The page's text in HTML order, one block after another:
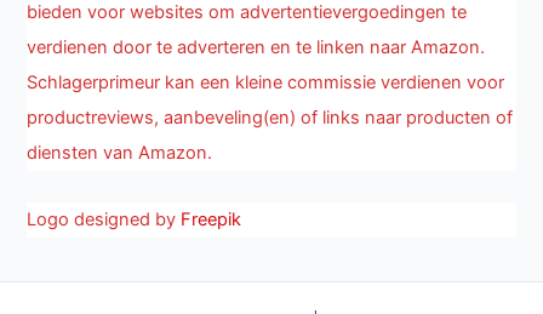
bieden voor websites om advertentievergoedingen te
verdienen door te adverteren en te linken naar Amazon.
Schlagerprimeur kan een kleine commissie verdienen voor
productreviews, aanbeveling(en) of links naar producten of
diensten van Amazon.
Logo designed by Freepik